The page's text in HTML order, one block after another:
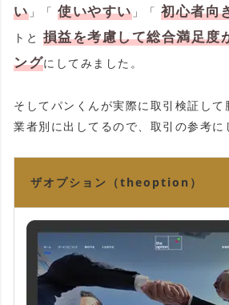
い」「 使いやすい」「 初心者向
トと 損益を考慮して総合満足度
ングにしてみました。
そしてパンくんが実際に取引検証して
業者別に出してるので、取引の参考に
ザオプション（theoption）